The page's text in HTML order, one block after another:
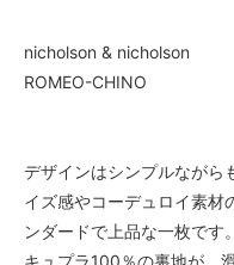
nicholson & nicholson
ROMEO-CHINO
デザインはシンプルながら
イズ感やコーデュロイ素材
ンダードで上品な一枚です。
キュプラ100％の裏地が、